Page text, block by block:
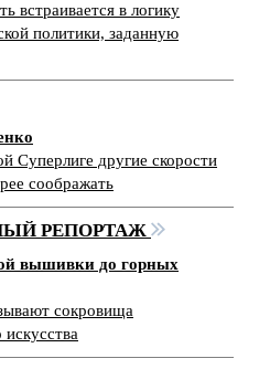
встраивается в логику
политики, заданную
Суперлиге другие скорости
соображать
РЕПОРТАЖ
вышивки до горных
сокровища
искусства